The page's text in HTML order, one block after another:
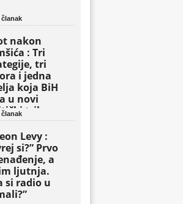
članak
nakon
: Tri
tri
i jedna
koja BiH
u novi
triler
članak
Levy :
si?” Prvo
a
ljutnja.
si radio u